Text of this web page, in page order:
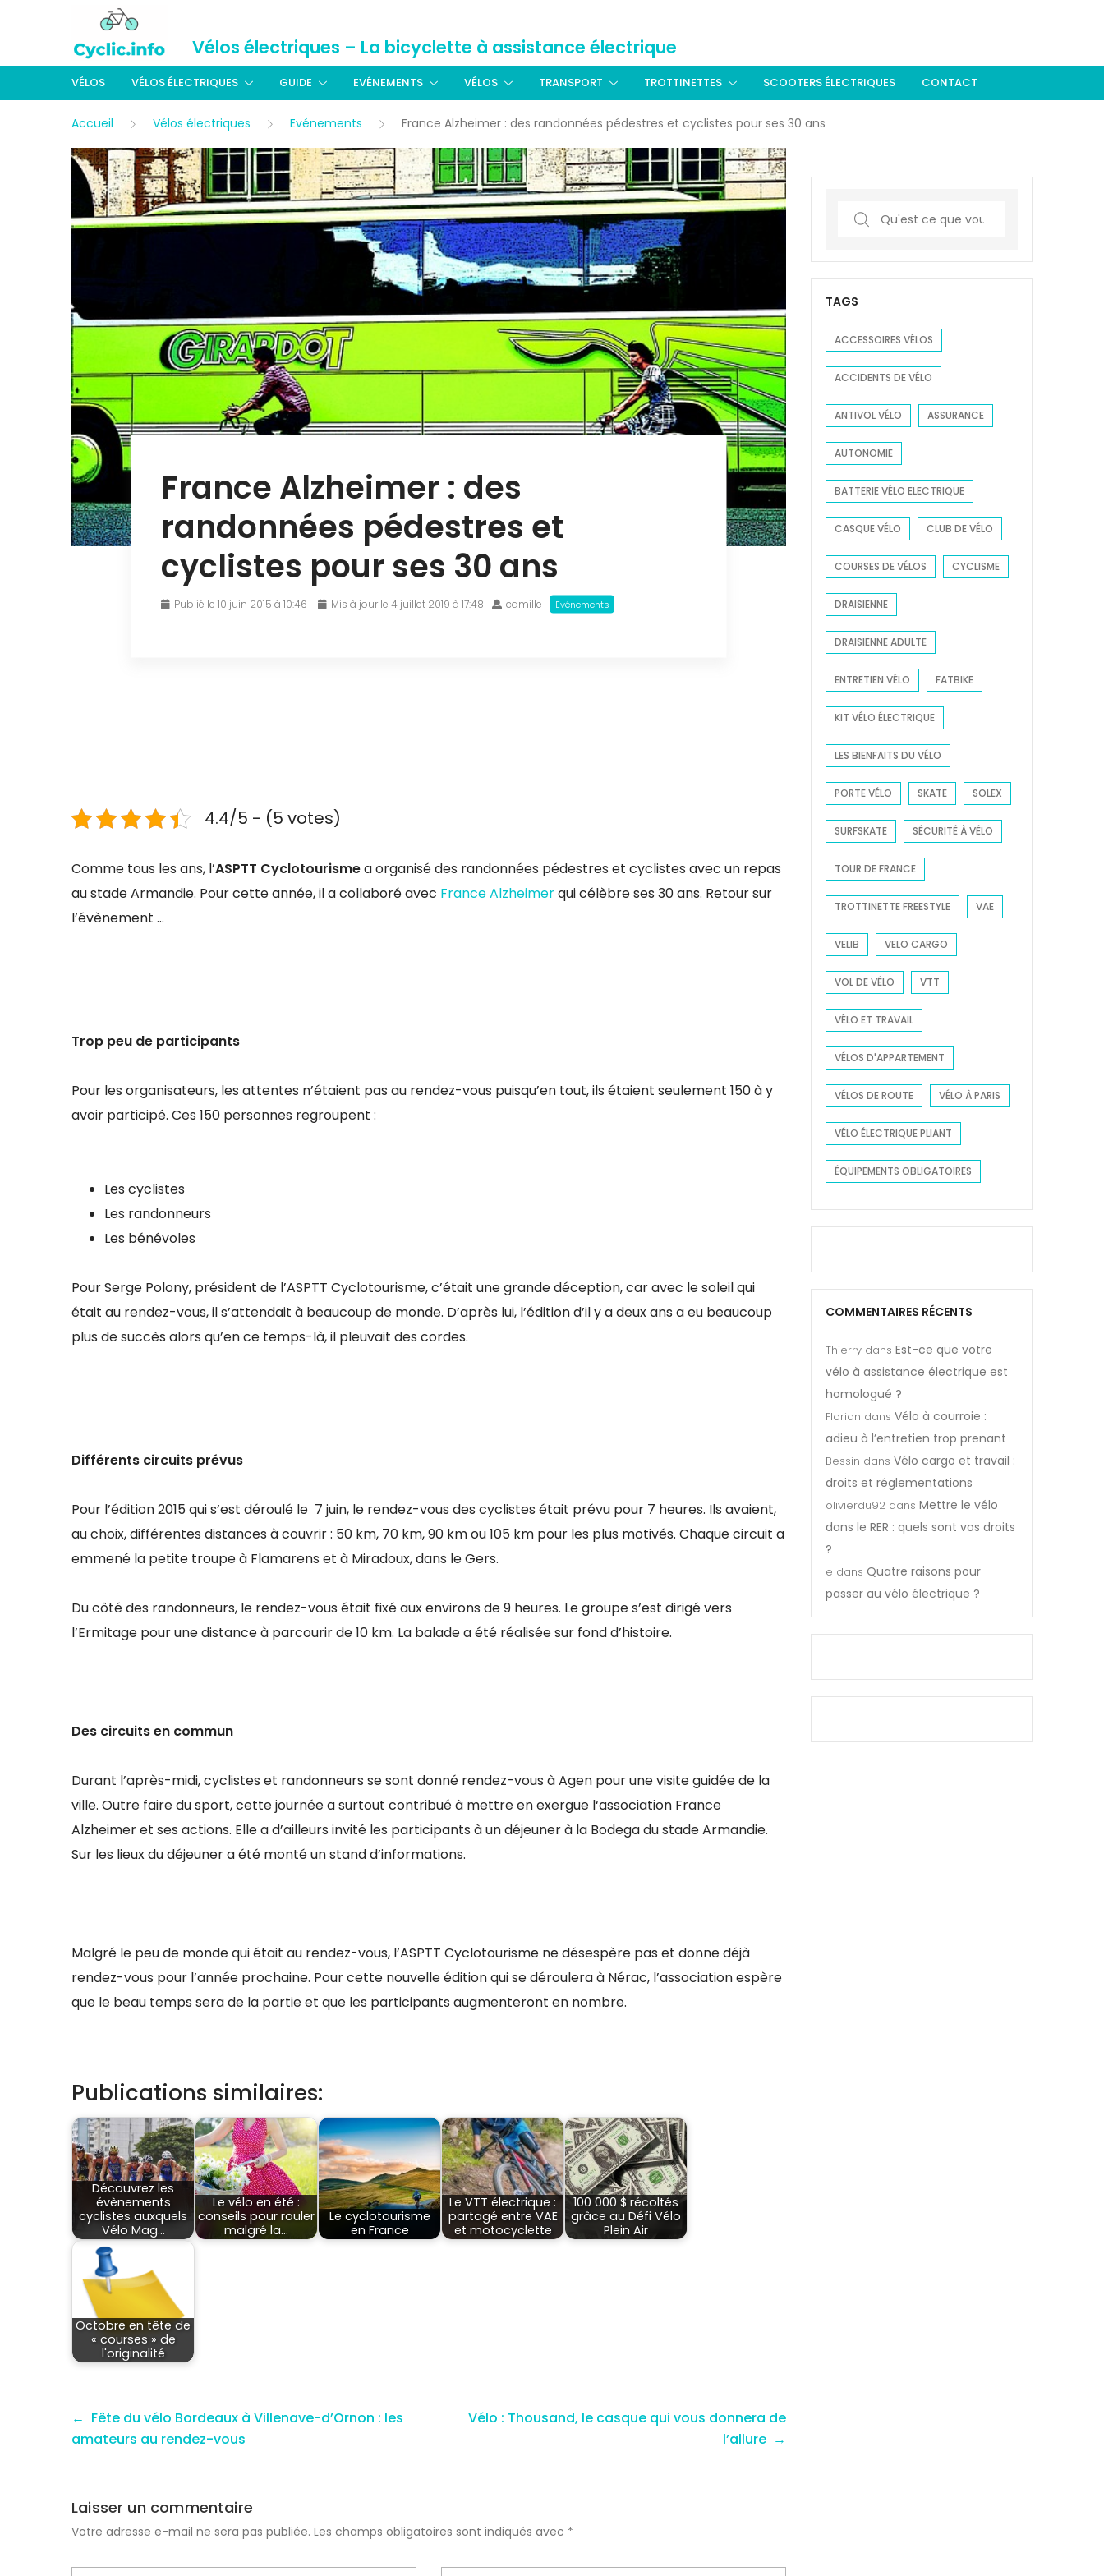
Vélos électriques – La bicyclette à assistance électrique
VÉLOS VÉLOS ÉLECTRIQUES GUIDE EVÉNEMENTS VÉLOS TRANSPORT TROTTINETTES SCOOTERS ÉLECTRIQUES CONTACT
Accueil Vélos électriques Evénements France Alzheimer : des randonnées pédestres et cyclistes pour ses 30 ans
France Alzheimer : des
randonnées pédestres et
cyclistes pour ses 30 ans
Publié le 10 juin 2015 à 10:46 Mis à jour le 4 juillet 2019 à 17:48 camille Evénements
4.4/5 - (5 votes)
Comme tous les ans, l’ASPTT Cyclotourismea organisé des randonnées pédestres et cyclistes avec un repas
au stade Armandie. Pour cette année, il a collaboré avec France Alzheimerqui célèbre ses 30 ans. Retour sur
l’évènement …
Trop peu de participants
Pour les organisateurs, les attentes n’étaient pas au rendez-vous puisqu’en tout, ils étaient seulement 150 à y
avoir participé. Ces 150 personnes regroupent :
Les cyclistes
Les randonneurs
Les bénévoles
Pour Serge Polony, président de l’ASPTT Cyclotourisme, c’était une grande déception, car avec le soleil qui
était au rendez-vous, il s’attendait à beaucoup de monde. D’après lui, l’édition d’il y a deux ans a eu beaucoup
plus de succès alors qu’en ce temps-là, il pleuvait des cordes.
Différents circuits prévus
Pour l’édition 2015 qui s’est déroulé le 7 juin, le rendez-vous des cyclistes était prévu pour 7 heures. Ils avaient,
au choix, différentes distances à couvrir : 50 km, 70 km, 90 km ou 105 km pour les plus motivés. Chaque circuit a
emmené la petite troupe à Flamarens et à Miradoux, dans le Gers.
Du côté des randonneurs, le rendez-vous était fixé aux environs de 9 heures. Le groupe s’est dirigé vers
l’Ermitage pour une distance à parcourir de 10 km. La balade a été réalisée sur fond d’histoire.
Des circuits en commun
Durant l’après-midi, cyclistes et randonneurs se sont donné rendez-vous à Agen pour une visite guidée de la
ville. Outre faire du sport, cette journée a surtout contribué à mettre en exergue l‘association France
Alzheimer et ses actions. Elle a d’ailleurs invité les participants à un déjeuner à la Bodega du stade Armandie.
Sur les lieux du déjeuner a été monté un stand d’informations.
Malgré le peu de monde qui était au rendez-vous, l’ASPTT Cyclotourisme ne désespère pas et donne déjà
rendez-vous pour l’année prochaine. Pour cette nouvelle édition qui se déroulera à Nérac, l’association espère
que le beau temps sera de la partie et que les participants augmenteront en nombre.
Publications similaires:
Découvrez les
évènements
cyclistes auxquels
Vélo Mag…
Le vélo en été :
conseils pour rouler
malgré la…
Le cyclotourisme
en France
Le VTT électrique :
partagé entre VAE
et motocyclette
100 000 $ récoltés
grâce au Défi Vélo
Plein Air
Octobre en tête de
« courses » de
l'originalité
Fête du vélo Bordeaux à Villenave-d’Ornon : les
amateurs au rendez-vous
Vélo : Thousand, le casque qui vous donnera de
l’allure
Laisser un commentaire
Votre adresse e-mail ne sera pas publiée. Les champs obligatoires sont indiqués avec *
r
c
f
r
:
TAGS
ACCESSOIRES VÉLOS
ACCIDENTS DE VÉLO
ANTIVOL VÉLO ASSURANCE
AUTONOMIE
BATTERIE VÉLO ELECTRIQUE
CASQUE VÉLO CLUB DE VÉLO
COURSES DE VÉLOS CYCLISME
DRAISIENNE
DRAISIENNE ADULTE
ENTRETIEN VÉLO FATBIKE
KIT VÉLO ÉLECTRIQUE
LES BIENFAITS DU VÉLO
PORTE VÉLO SKATE SOLEX
SURFSKATE SÉCURITÉ À VÉLO
TOUR DE FRANCE
TROTTINETTE FREESTYLE VAE
VELIB VELO CARGO
VOL DE VÉLO VTT
VÉLO ET TRAVAIL
VÉLOS D'APPARTEMENT
VÉLOS DE ROUTE VÉLO À PARIS
VÉLO ÉLECTRIQUE PLIANT
ÉQUIPEMENTS OBLIGATOIRES
COMMENTAIRES RÉCENTS
Thierry dans Est-ce que votre
vélo à assistance électrique est
homologué ?
Florian dans Vélo à courroie :
adieu à l’entretien trop prenant
Bessin dans Vélo cargo et travail :
droits et réglementations
olivierdu92 dans Mettre le vélo
dans le RER : quels sont vos droits
?
e dans Quatre raisons pour
passer au vélo électrique ?